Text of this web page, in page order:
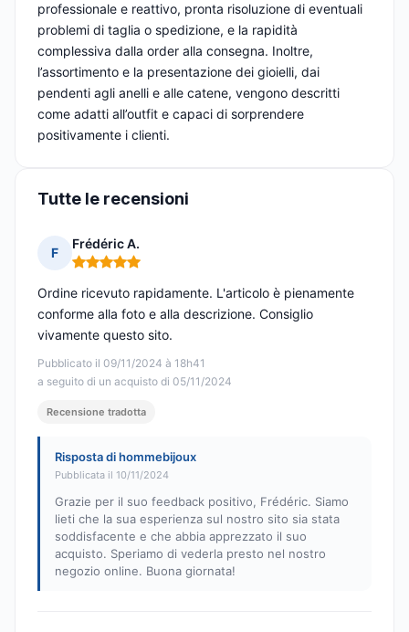
professionale e reattivo, pronta risoluzione di eventuali
problemi di taglia o spedizione, e la rapidità
complessiva dalla order alla consegna. Inoltre,
l’assortimento e la presentazione dei gioielli, dai
pendenti agli anelli e alle catene, vengono descritti
come adatti all’outfit e capaci di sorprendere
positivamente i clienti.
Tutte le recensioni
F
Frédéric A.
Nota: 5 su 5
Pubblicato il 09/11/2024 à 18h41
a seguito di un acquisto di 05/11/2024
Ordine ricevuto rapidamente. L'articolo è pienamente
conforme alla foto e alla descrizione. Consiglio
vivamente questo sito.
Recensione tradotta
Risposta di hommebijoux
Pubblicata il 10/11/2024
Grazie per il suo feedback positivo, Frédéric. Siamo
lieti che la sua esperienza sul nostro sito sia stata
soddisfacente e che abbia apprezzato il suo
acquisto. Speriamo di vederla presto nel nostro
negozio online. Buona giornata!